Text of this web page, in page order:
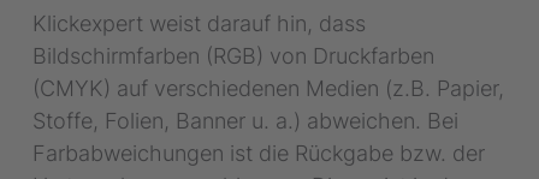
Klickexpert weist darauf hin, dass
Bildschirmfarben (RGB) von Druckfarben
(CMYK) auf verschiedenen Medien (z.B. Papier,
Stoffe, Folien, Banner u. a.) abweichen. Bei
Farbabweichungen ist die Rückgabe bzw. der